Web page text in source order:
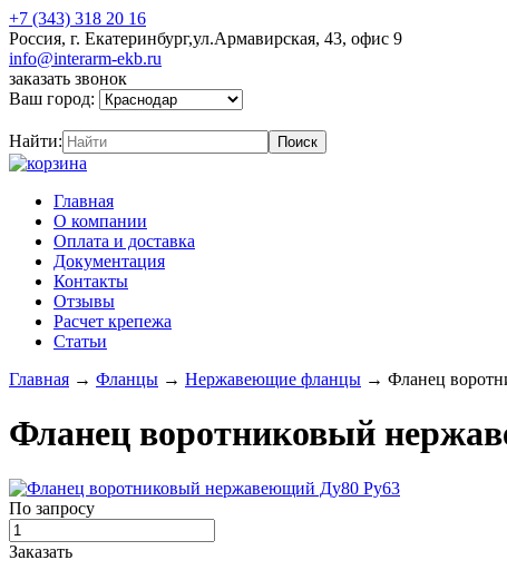
+7 (343) 318 20 16
Россия, г. Екатеринбург,ул.Армавирская, 43, офис 9
info@interarm-ekb.ru
заказать звонок
Ваш город:
Найти:
Главная
О компании
Оплата и доставка
Документация
Контакты
Отзывы
Расчет крепежа
Статьи
Главная → Фланцы → Нержавеющие фланцы → Фланец
Фланец воротниковый
По запросу
Заказать